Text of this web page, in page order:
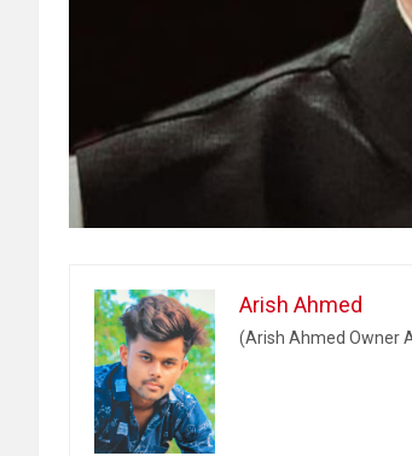
Arish Ahmed
(Arish Ahmed Owner